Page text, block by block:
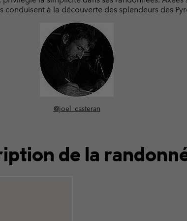
conduisent à la découverte des splendeurs des
@joel_casteran
de la